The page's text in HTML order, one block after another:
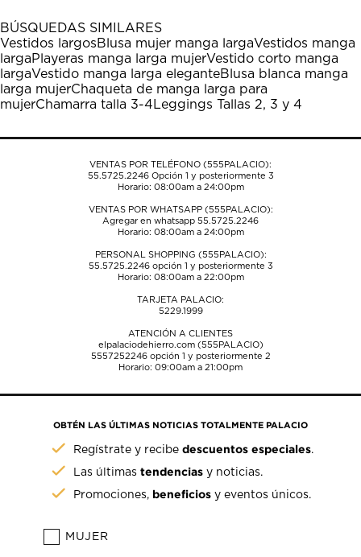
1
estrella
Esta
acción
abrirá
el
formulario
envío.
estrellas.
Esta
acción
abrirá
el
formulario
envío.
estrellas.
Esta
acción
abrirá
el
formulario
envío.
estrellas.
Esta
acción
abrirá
el
formulario
envío.
estrellas.
Esta
acción
abrirá
el
formulario
envío.
BÚSQUEDAS SIMILARES
Vestidos largosBlusa mujer manga largaVestidos manga
largaPlayeras manga larga mujerVestido corto manga
largaVestido manga larga eleganteBlusa blanca manga
larga mujerChaqueta de manga larga para
mujerChamarra talla 3-4 Leggings Tallas 2, 3 y 4
VENTAS POR TELÉFONO (555PALACIO):
55.5725.2246Opción 1 y posteriormente 3
Horario: 08:00am a 24:00pm
VENTAS POR WHATSAPP (555PALACIO):
Agregar en whatsapp 55.5725.2246
Horario: 08:00am a 24:00pm
PERSONAL SHOPPING (555PALACIO):
55.5725.2246opción 1 y posteriormente 3
Horario: 08:00am a 22:00pm
TARJETA PALACIO:
5229.1999
ATENCIÓN A CLIENTES
elpalaciodehierro.com (555PALACIO)
5557252246opción 1 y posteriormente 2
Horario: 09:00am a 21:00pm
OBTÉN LAS ÚLTIMAS NOTICIAS TOTALMENTE PALACIO
Regístrate y recibedescuentos especiales.
Las últimastendencias y noticias.
Promociones, beneficios y eventos únicos.
MUJER